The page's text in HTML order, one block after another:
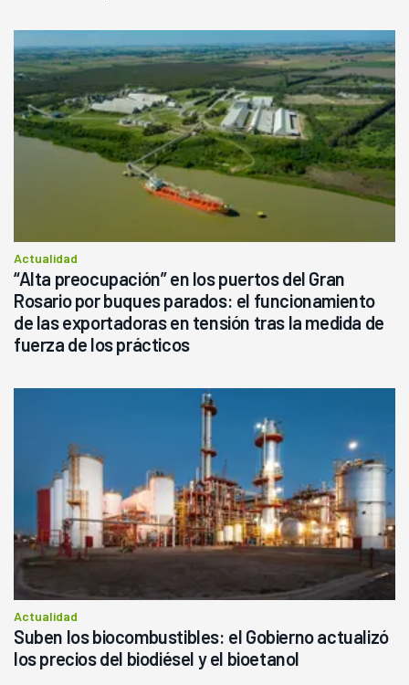
Actualidad
“Alta preocupación” en los puertos del Gran
Rosario por buques parados: el funcionamiento
de las exportadoras en tensión tras la medida de
fuerza de los prácticos
Actualidad
Suben los biocombustibles: el Gobierno actualizó
los precios del biodiésel y el bioetanol